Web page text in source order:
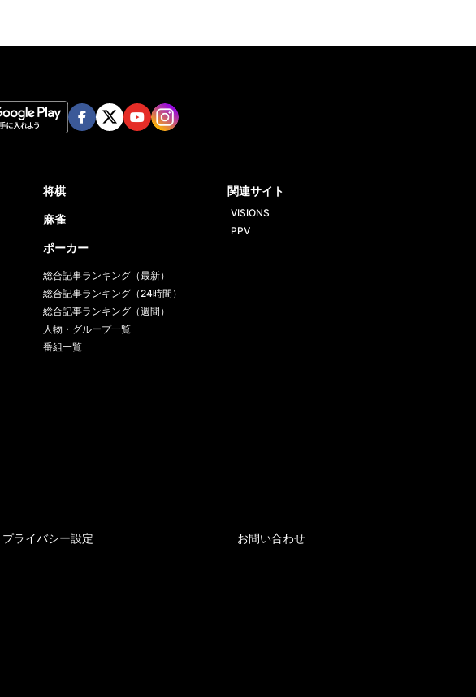
将棋
麻雀
ポーカー
総合記事ランキング（最新）
総合記事ランキング（24時間）
総合記事ランキング（週間）
人物・グループ一覧
番組一覧
関連サイト
VISIONS
PPV
プライバシー設定 お問い合わせ